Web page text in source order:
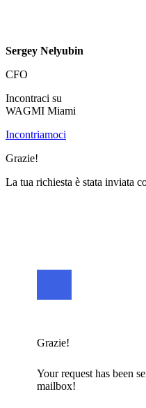
Sergey Nelyubin
CFO
Incontraci su
WAGMI Miami
Incontriamoci
Grazie!
La tua richiesta è stata inviata
Grazie!
Your request has been
mailbox!